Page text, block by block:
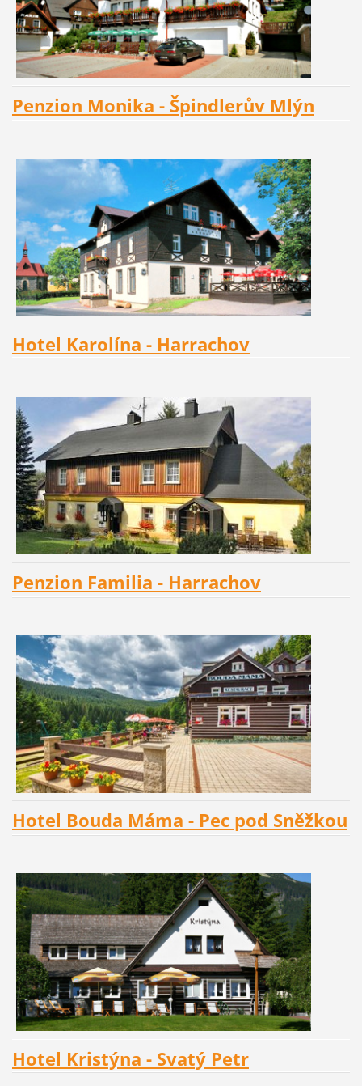
Penzion Monika - Špindlerův Mlýn
Hotel Karolína - Harrachov
Penzion Familia - Harrachov
Hotel Bouda Máma - Pec pod Sněžkou
Hotel Kristýna - Svatý Petr